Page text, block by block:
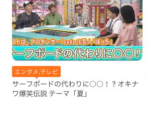
エンタメ,テレビ
サーフボードの代わりに○○！？オキナ
ワ爆笑伝説 テーマ「夏」